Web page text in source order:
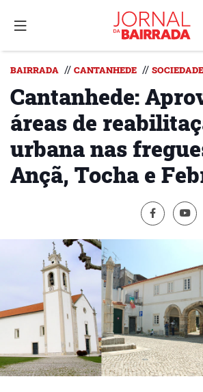
BAIRRADA // CANTANHEDE // SOCIEDADE
Cantanhede:
áreas de
urbana nas
Ançã, Tocha e